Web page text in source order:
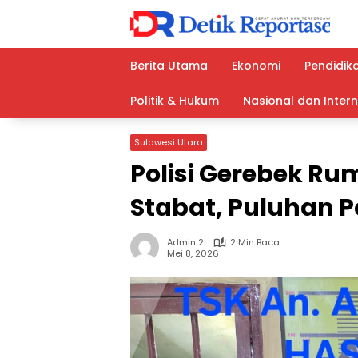
Berita Utama
Ekonomi
Politik & Hukum Nasional dan
Sulawesi Utara
Polisi Gerebek
Stabat, Puluhan
Admin 2
2 Min Baca
Mei 8, 2026